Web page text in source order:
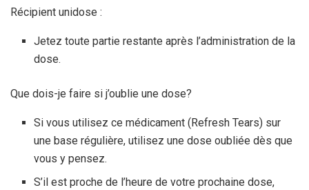
Récipient unidose :
Jetez toute partie restante après l’administration de la
dose.
Que dois-je faire si j’oublie une dose?
Si vous utilisez ce médicament (Refresh Tears) sur
une base régulière, utilisez une dose oubliée dès que
vous y pensez.
S’il est proche de l’heure de votre prochaine dose,